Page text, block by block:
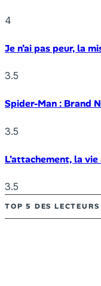
4
Je n’ai pas peur, la
3.5
Spider-Man : Brand
3.5
L’attachement, la
3.5
TOP 5 DES LECTEURS